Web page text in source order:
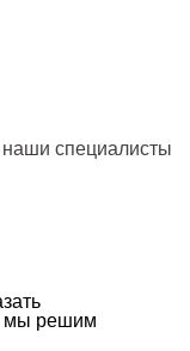
специалисты
мы решим